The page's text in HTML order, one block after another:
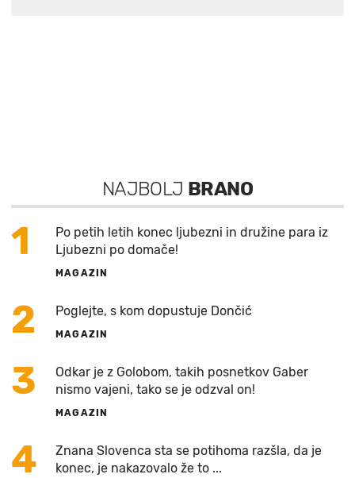
NAJBOLJ BRANO
1
Po petih letih konec ljubezni in družine para iz
Ljubezni po domače!
MAGAZIN
2 Poglejte, s kom dopustuje Dončić
MAGAZIN
3
Odkar je z Golobom, takih posnetkov Gaber
nismo vajeni, tako se je odzval on!
MAGAZIN
4
Znana Slovenca sta se potihoma razšla, da je
konec, je nakazovalo že to ...